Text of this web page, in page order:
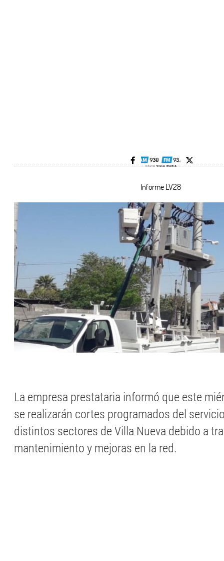
Informe LV28
La empresa prestataria informó que este
se realizarán cortes programados del
distintos sectores de Villa Nueva debido a
mantenimiento y mejoras en la red.